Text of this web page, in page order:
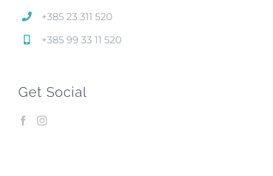
+385 23 311 520
+385 99 33 11 520
Get Social